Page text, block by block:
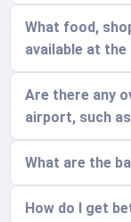
What food,
available at
Are there any
airport, such
What are the
How do I get